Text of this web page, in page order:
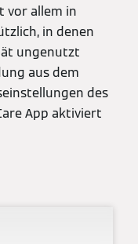
vor allem in
in denen
ungenutzt
aus dem
des
App aktiviert